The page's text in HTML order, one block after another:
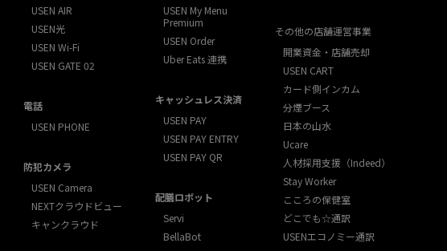
USEN AIR
USEN光
USEN Wi-Fi
USEN GATE 02
電話
USEN PHONE
防犯カメラ
USEN Camera
NEXTクラウドビュー
キャンクラウド
USEN My Menu
Premium
USEN Order
Uber Eats 連携
キャッシュレス決済
USEN PAY
USEN PAY ENTRY
USEN PAY QR
配膳ロボット
Servi
BellaBot
その他の店舗運営事業
開業資金・店舗売却
USEN CART
カード側インカム
分煙ブース
日本の山水
Ucare
人材採用支援（Indeed）
Stay Worker
こころの保健室
どこでも☆通訳
USENエコノミー通訳